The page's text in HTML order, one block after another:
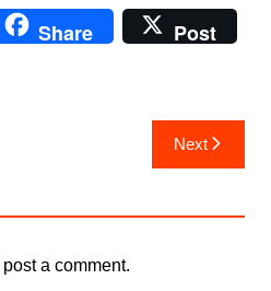
Share
Post
Next
post a comment.